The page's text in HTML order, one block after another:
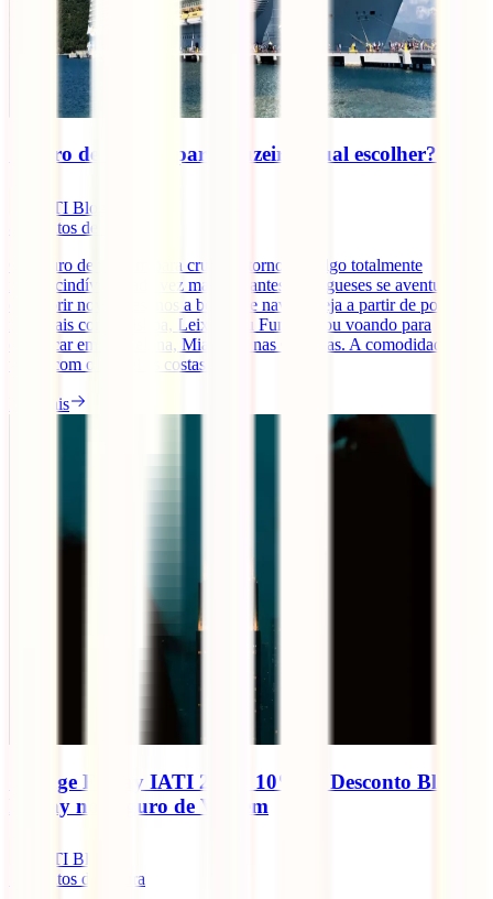
Seguro de viagem para cruzeiro: qual escolher?
IATI Blog
minutos de leitura
O seguro de viagem para cruzeiro tornou-se algo totalmente
imprescindível. Cada vez mais viajantes portugueses se aventuram a
descobrir novos destinos a bordo de navios, seja a partir de portos
nacionais como Lisboa, Leixões ou Funchal, ou voando para
embarcar em Barcelona, Miami ou nas Caraíbas. A comodidade de
viajar com o "hotel às costas" [...]
Ler mais
Orange Friday IATI 2025: 10% de Desconto Black
Friday no Seguro de Viagem
IATI Blog
minutos de leitura